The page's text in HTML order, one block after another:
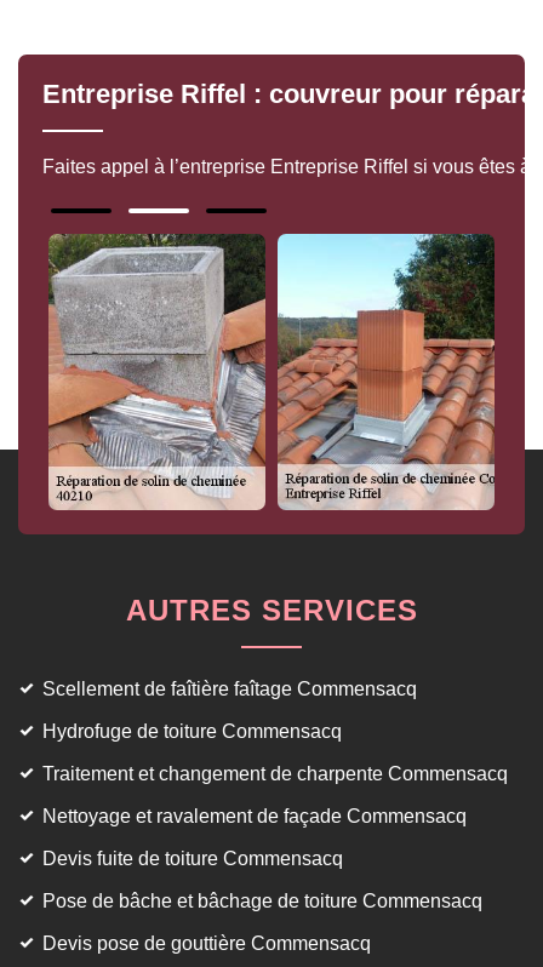
Entreprise Riffel : couvreur pour
Faites appel à l’entreprise Entreprise Riffel si vous êtes
AUTRES SERVICES
Scellement de faîtière faîtage Commensacq
Hydrofuge de toiture Commensacq
Traitement et changement de charpente Commensacq
Nettoyage et ravalement de façade Commensacq
Devis fuite de toiture Commensacq
Pose de bâche et bâchage de toiture Commensacq
Devis pose de gouttière Commensacq